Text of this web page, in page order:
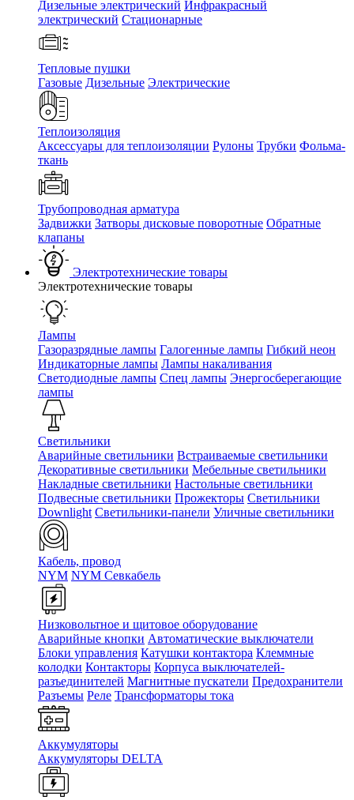
Дизельные электрический Инфракрасный
электрический Стационарные
Тепловые пушки
Газовые Дизельные Электрические
Теплоизоляция
Аксессуары для теплоизоляции Рулоны Трубки Фольма-
ткань
Трубопроводная арматура
Задвижки Затворы дисковые поворотные Обратные
клапаны
Электротехнические товары
Электротехнические товары
Лампы
Газоразрядные лампы Галогенные лампы Гибкий неон
Индикаторные лампы Лампы накаливания
Светодиодные лампы Спец лампы Энергосберегающие
лампы
Светильники
Аварийные светильники Встраиваемые светильники
Декоративные светильники Мебельные светильники
Накладные светильники Настольные светильники
Подвесные светильники Прожекторы Светильники
Downlight Светильники-панели Уличные светильники
Кабель, провод
NYM NYM Севкабель
Низковольтное и щитовое оборудование
Аварийные кнопки Автоматические выключатели
Блоки управления Катушки контактора Клеммные
колодки Контакторы Корпуса выключателей-
разъединителей Магнитные пускатели Предохранители
Разъемы Реле Трансформаторы тока
Аккумуляторы
Аккумуляторы DELTA